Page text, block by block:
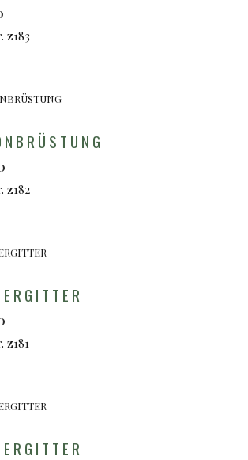
z183
z182